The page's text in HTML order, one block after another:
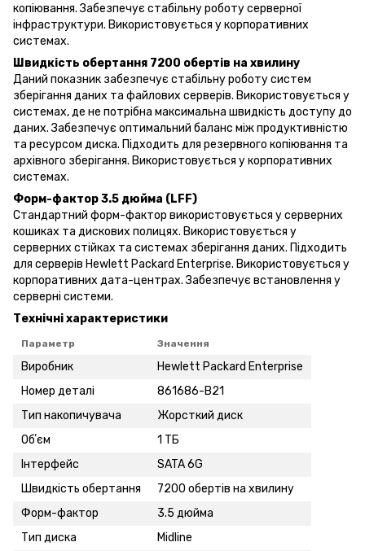
копіювання. Забезпечує стабільну роботу серверної
інфраструктури. Використовується у корпоративних
системах.
Швидкість обертання 7200 обертів на хвилину
Даний показник забезпечує стабільну роботу систем
зберігання даних та файлових серверів. Використовується у
системах, де не потрібна максимальна швидкість доступу до
даних. Забезпечує оптимальний баланс між продуктивністю
та ресурсом диска. Підходить для резервного копіювання та
архівного зберігання. Використовується у корпоративних
системах.
Форм-фактор 3.5 дюйма (LFF)
Стандартний форм-фактор використовується у серверних
кошиках та дискових полицях. Використовується у
серверних стійках та системах зберігання даних. Підходить
для серверів Hewlett Packard Enterprise. Використовується у
корпоративних дата-центрах. Забезпечує встановлення у
серверні системи.
Технічні характеристики
Параметр Значення
Виробник
Hewlett Packard Enterprise
Номер деталі
861686-B21
Тип накопичувача
Жорсткий диск
Обʼєм
1 ТБ
Інтерфейс
SATA 6G
Швидкість обертання
7200 обертів на хвилину
Форм-фактор
3.5 дюйма
Тип диска
Midline